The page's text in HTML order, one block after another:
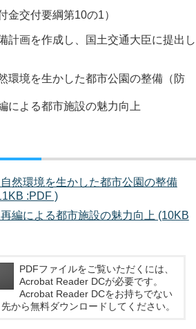
金交付要綱第10の1）
計画を作成し、国土交通大臣に提出し
環境を生かした都市公園の整備（防
による都市施設の魅力向上
然環境を生かした都市公園の整備
:PDF )
編による都市施設の魅力向上 (10KB
PDFファイルをご覧いただくには、
Acrobat Reader DCが必要です。
Acrobat Reader DCをお持ちでない
から無料ダウンロードしてください。